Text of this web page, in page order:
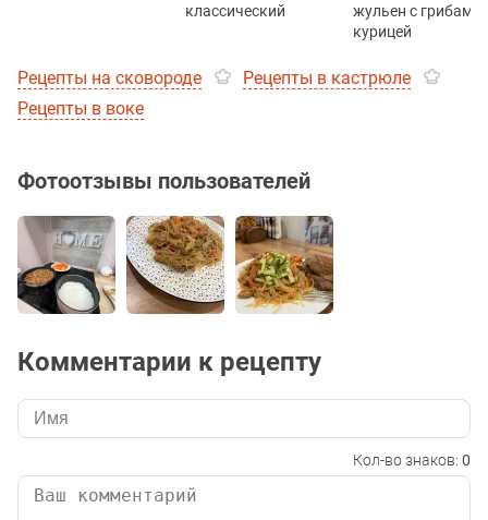
классический
жульен с грибами
курицей
Рецепты на сковороде
Рецепты в кастрюле
Рецепты в воке
Фотоотзывы пользователей
Комментарии к рецепту
Кол-во знаков: 0